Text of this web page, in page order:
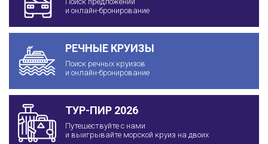
и онлайн-бронирование
РЕЧНЫЕ КРУИЗЫ
Поиск речных круизов
и онлайн-бронирование
ТУР-ПИР 2026
Путешествуйте с нами
и выигрывайте морской круиз на двоих